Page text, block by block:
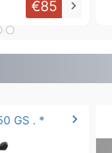
€85 keyboard_arrow_right
GS . * chevron_right